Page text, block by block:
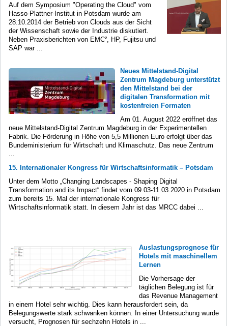
Auf dem Symposium "Operating the Cloud" vom
Hasso-Plattner-Institut in Potsdam wurde am
28.10.2014 der Betrieb von Clouds aus der Sicht
der Wissenschaft sowie der Industrie diskutiert.
Neben Praxisberichten von EMC², HP, Fujitsu und
SAP war ...
Neues Mittelstand-Digital
Zentrum Magdeburg unterstützt
den Mittelstand bei der
digitalen Transformation mit
kostenfreien Formaten
Am 01. August 2022 eröffnet das
neue Mittelstand-Digital Zentrum Magdeburg in der Experimentellen
Fabrik. Die Förderung in Höhe von 5,5 Millionen Euro erfolgt über das
Bundeministerium für Wirtschaft und Klimaschutz. Das neue Zentrum
15. Internationaler Kongress für Wirtschaftsinformatik – Potsdam
Unter dem Motto „Changing Landscapes - Shaping Digital
Transformation and its Impact“ findet vom 09.03-11.03.2020 in Potsdam
zum bereits 15. Mal der internationale Kongress für
Wirtschaftsinformatik statt. In diesem Jahr ist das MRCC dabei ...
Auslastungsprognose für
Hotels mit maschinellem
Lernen
Die Vorhersage der
täglichen Belegung ist für
das Revenue Management
in einem Hotel sehr wichtig. Dies kann herausfordert sein, da
Belegungswerte stark schwanken können. In einer Untersuchung wurde
versucht, Prognosen für sechzehn Hotels in ...